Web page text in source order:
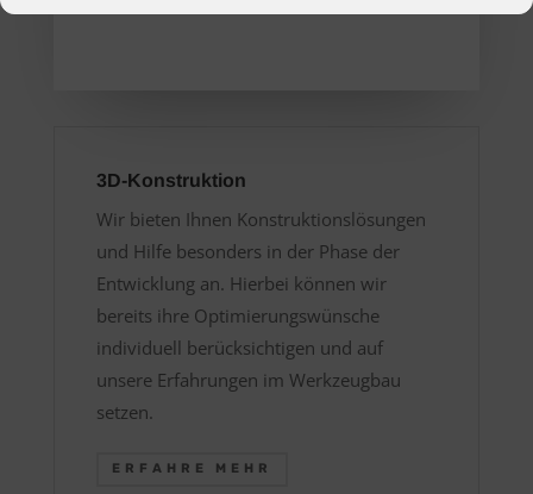
3D-Konstruktion
Wir bieten Ihnen Konstruktionslösungen
und Hilfe besonders in der Phase der
Entwicklung an. Hierbei können wir
bereits ihre Optimierungswünsche
individuell berücksichtigen und auf
unsere Erfahrungen im Werkzeugbau
setzen.
ERFAHRE MEHR